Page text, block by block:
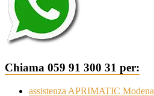
Chiama 059 91 300 31 per:
assistenza APRIMATIC Modena